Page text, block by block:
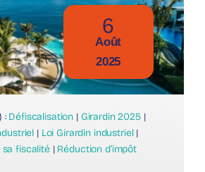
6
Août
2025
: Défiscalisation | Girardin 2025|
| Loi Girardin industriel|
sa fiscalité | Réduction d’impôt